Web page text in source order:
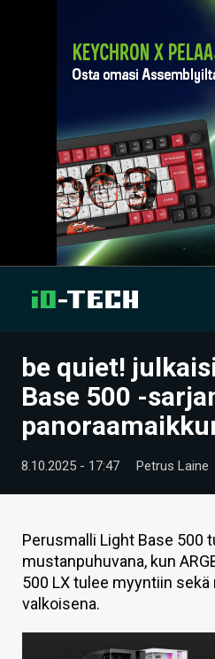
UUTISET
ARTIKKELIT
VIDEOT
TECHBBS
TIETOA
HINTA.FI
KAUPPA
be quiet!
Base 500 -
8.10.2025 - 17:47 Petrus Laine
Perusmalli Light Base 500
mustanpuhuvana, kun
500 LX tulee myyntiin
valkoisena.